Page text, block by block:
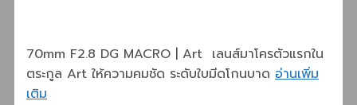
70mm F2.8 DG MACRO | Art เลนส์มาโครตัวแรกใน
ตระกูล Art ให้ความคมชัด ระดับใบมีดโกนบาด อ่านเพิ่ม
เติม